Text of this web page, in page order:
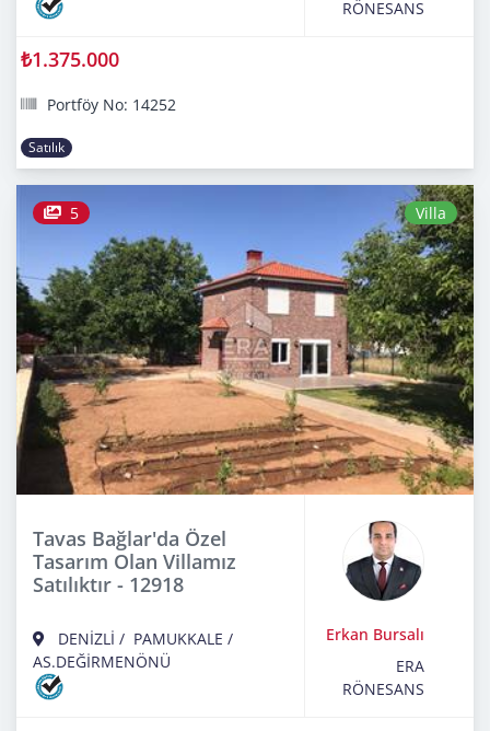
RÖNESANS
₺1.375.000
Portföy No: 14252
Satılık
5 Villa
Tavas Bağlar'da Özel
Tasarım Olan Villamız
Satılıktır - 12918
DENİZLİ / PAMUKKALE /
AS.DEĞİRMENÖNÜ
Erkan Bursalı
ERA
RÖNESANS